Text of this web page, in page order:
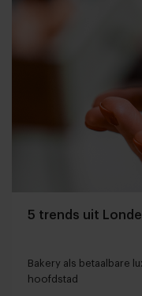
5 trends uit
Bakery als betaalbare
hoofdstad